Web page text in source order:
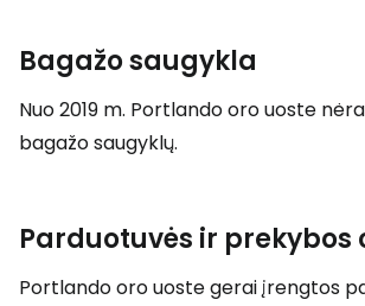
Bagažo saugykla
Nuo 2019 m. Portlando oro uoste
bagažo saugyklų.
Parduotuvės ir prekybos
Portlando oro uoste gerai įrengtos